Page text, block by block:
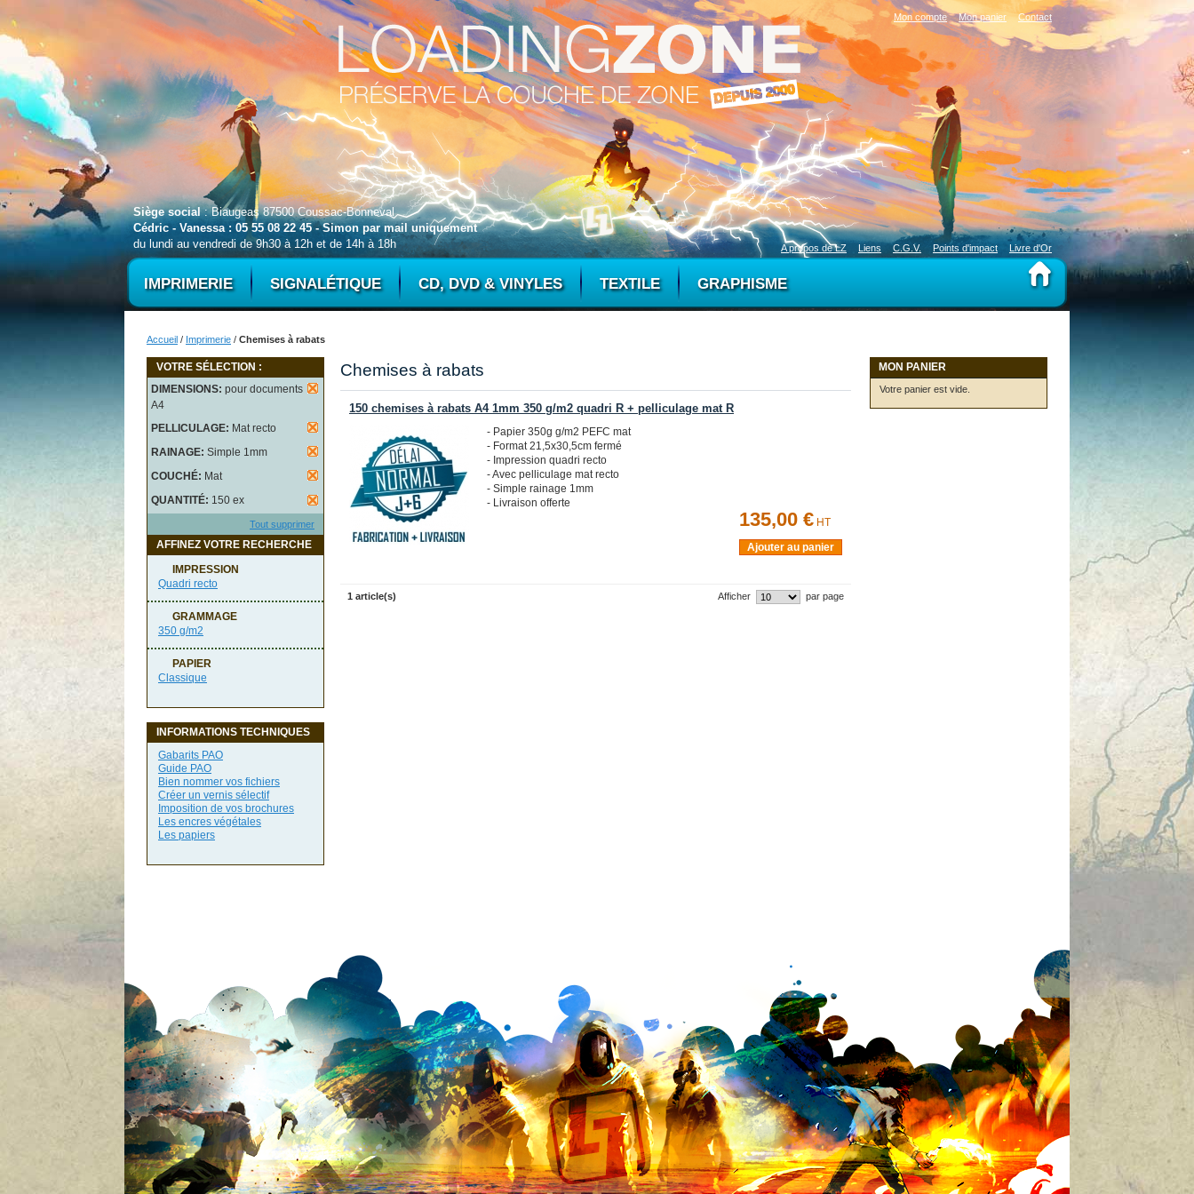
Mon compte Mon panier Contact
Siège social: Biaugeas 87500 Coussac-Bonneval
Cédric - Vanessa : 05 55 08 22 45 - Simon par mail uniquement
du lundi au vendredi de 9h30 à 12h et de 14h à 18h
A propos de LZ Liens C.G.V. Points d'impact Livre d'Or
IMPRIMERIE SIGNALÉTIQUE CD, DVD & VINYLES TEXTILE GRAPHISME
Accueil / Imprimerie / Chemises à rabats
VOTRE SÉLECTION :
DIMENSIONS: pour documents
A4
PELLICULAGE: Mat recto
RAINAGE: Simple 1mm
COUCHÉ: Mat
QUANTITÉ: 150 ex
Tout supprimer
AFFINEZ VOTRE RECHERCHE
IMPRESSION
Quadri recto
GRAMMAGE
350 g/m2
PAPIER
Classique
INFORMATIONS TECHNIQUES
Gabarits PAO
Guide PAO
Bien nommer vos fichiers
Créer un vernis sélectif
Imposition de vos brochures
Les encres végétales
Les papiers
Chemises à rabats
150 chemises à rabats A4 1mm 350 g/m2 quadri R + pelliculage mat R
- Papier 350g g/m2 PEFC mat
- Format 21,5x30,5cm fermé
- Impression quadri recto
- Avec pelliculage mat recto
- Simple rainage 1mm
- Livraison offerte
135,00 € HT
Ajouter au panier
1 article(s) Afficher par page
MON PANIER
Votre panier est vide.